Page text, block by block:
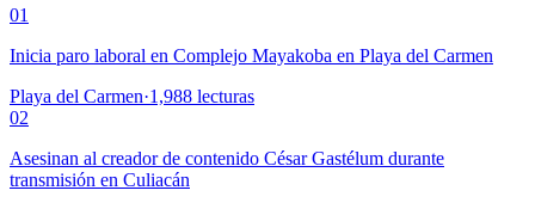
01
Inicia paro laboral en Complejo Mayakoba en Playa del Carmen
Playa del Carmen·1,988 lecturas
02
Asesinan al creador de contenido César Gastélum durante
transmisión en Culiacán